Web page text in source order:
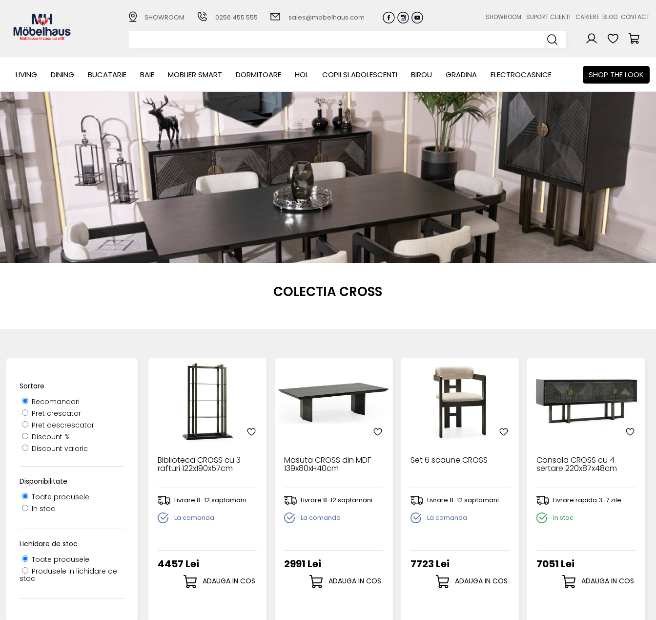
SHOWROOM 0256 455 555 sales@mobelhaus.com SHOWROOM SUPORT CLIENTI CARIERE BLOG CONTACT
LIVING DINING BUCATARIE BAIE MOBLIER SMART DORMITOARE HOL COPII SI ADOLESCENTI BIROU GRADINA ELECTROCASNICE SHOP THE LOOK
COLECTIA CROSS
Sortare
Recomandari
Pret crescator
Pret descrescator
Discount %
Discount valoric
Disponibilitate
Toate produsele
In stoc
Lichidare de stoc
Toate produsele
Produsele in lichidare de
stoc
Biblioteca CROSS cu 3
rafturi 122x190x57cm
Livrare 8-12 saptamani
La comanda
4457 Lei
ADAUGA IN COS
Masuta CROSS din MDF
139x80xH40cm
Livrare 8-12 saptamani
La comanda
2991 Lei
ADAUGA IN COS
Set 6 scaune CROSS
Livrare 8-12 saptamani
La comanda
7723 Lei
ADAUGA IN COS
Consola CROSS cu 4
sertare 220x87x48cm
Livrare rapida 3-7 zile
In stoc
7051 Lei
ADAUGA IN COS